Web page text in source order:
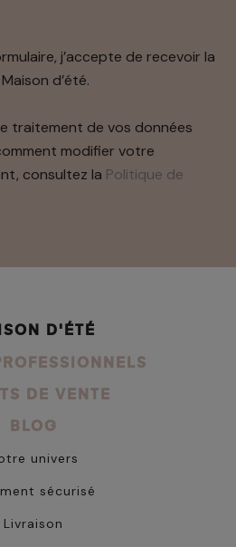
j’accepte de recevoir la
d’été.
traitement de vos données
modifier votre
consultez la Politique de
D'ÉTÉ
DE VENTE
BLOG
univers
sécurisé
Livraison